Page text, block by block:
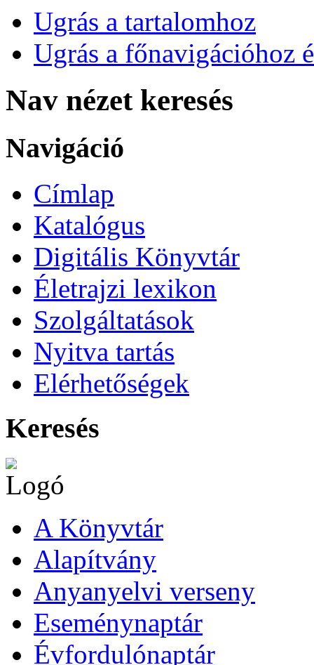
Ugrás a tartalomhoz
Ugrás a főnavigációhoz
Nav nézet keresés
Navigáció
Címlap
Katalógus
Digitális Könyvtár
Életrajzi lexikon
Szolgáltatások
Nyitva tartás
Elérhetőségek
Keresés
A Könyvtár
Alapítvány
Anyanyelvi verseny
Eseménynaptár
Évfordulónaptár